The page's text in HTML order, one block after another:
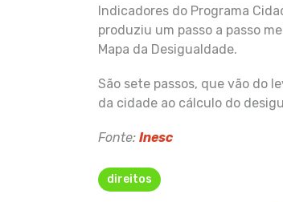
Indicadores do Programa
produziu um passo a passo
Mapa da Desigualdade.
São sete passos, que vão do
da cidade ao cálculo do
Fonte: Inesc
direitos